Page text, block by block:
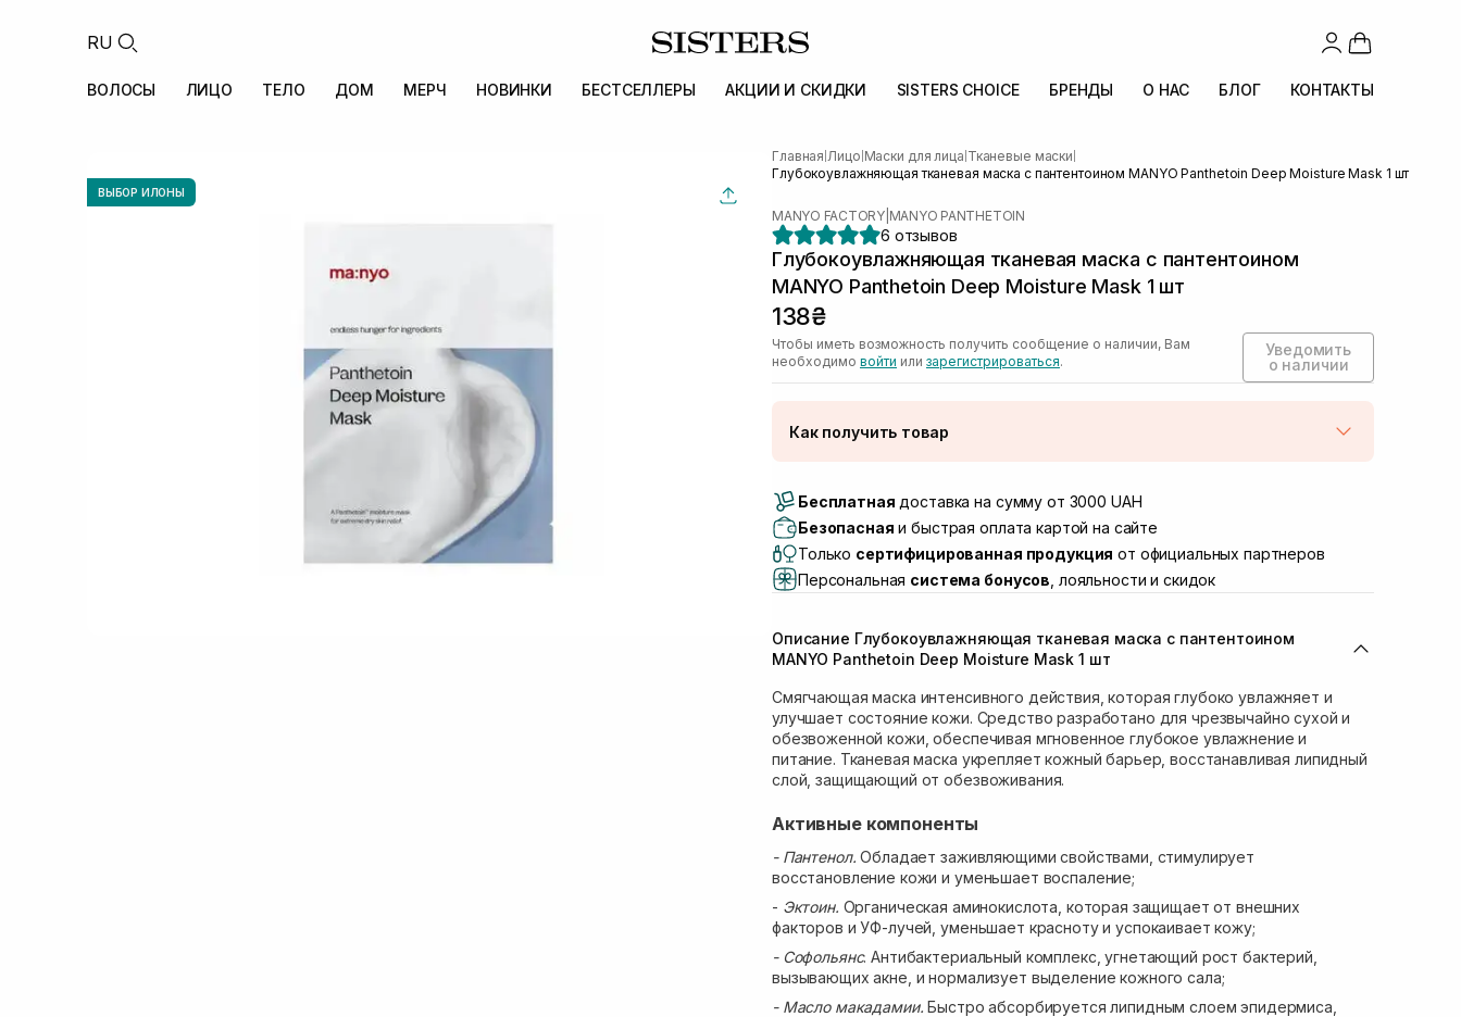
RU
ВОЛОСЫ ЛИЦО ТЕЛО ДОМ МЕРЧ НОВИНКИ БЕСТСЕЛЛЕРЫ АКЦИИ И СКИДКИ SISTERS CHOICE БРЕНДЫ О НАС БЛОГ КОНТАКТЫ
ВЫБОР ИЛОНЫ
Главная Лицо Маски для лица Тканевые маски
Глубокоувлажняющая тканевая маска с пантентоином MANYO Panthetoin Deep Moisture Mask 1 шт
MANYO FACTORY| MANYO PANTHETOIN
6 отзывов
Глубокоувлажняющая тканевая маска с пантентоином
MANYO Panthetoin Deep Moisture Mask 1 шт
138₴
Чтобы иметь возможность получить сообщение о наличии, Вам
необходимо войти или зарегистрироваться.
Уведомить
о наличии
Как получить товар
Самовывоз г. Луцк, Винниченка 4
Самовывоз г. Львов, ул. Академика Подстригача, 1В (Duck's
Самовывоз Львов (Ивана Франко 36) Нет в наличии!
Самовывоз г. Львов ул. Степана Бандеры 43 Нет в наличии!
Самовывоз г. Ровно, ул. Кулика и Гудачека 23 (ТЦ Экватор) Нет в наличии!
Бесплатная доставка на сумму от 3000 UAH
Безопасная и быстрая оплата картой на сайте
Только сертифицированная продукция от официальных партнеров
Персональная система бонусов , лояльности и скидок
Описание Глубокоувлажняющая тканевая маска с пантентоином
MANYO Panthetoin Deep Moisture Mask 1 шт
Смягчающая маска интенсивного действия, которая глубоко увлажняет и
улучшает состояние кожи. Средство разработано для чрезвычайно сухой и
обезвоженной кожи, обеспечивая мгновенное глубокое увлажнение и
питание. Тканевая маска укрепляет кожный барьер, восстанавливая липидный
слой, защищающий от обезвоживания.
Активные компоненты
- Пантенол.Обладает заживляющими свойствами, стимулирует
восстановление кожи и уменьшает воспаление;
- Эктоин. Органическая аминокислота, которая защищает от внешних
факторов и УФ-лучей, уменьшает красноту и успокаивает кожу;
- Софольянс. Антибактериальный комплекс, угнетающий рост бактерий,
вызывающих акне, и нормализует выделение кожного сала;
- Масло макадамии. Быстро абсорбируется липидным слоем эпидермиса,